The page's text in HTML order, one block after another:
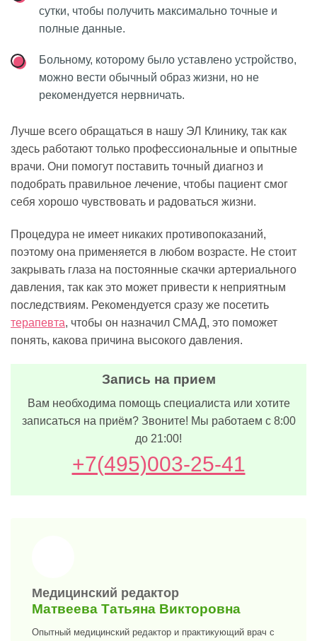
сутки, чтобы получить максимально точные и
полные данные.
Больному, которому было уставлено устройство,
можно вести обычный образ жизни, но не
рекомендуется нервничать.
Лучше всего обращаться в нашу ЭЛ Клинику, так как
здесь работают только профессиональные и опытные
врачи. Они помогут поставить точный диагноз и
подобрать правильное лечение, чтобы пациент смог
себя хорошо чувствовать и радоваться жизни.
Процедура не имеет никаких противопоказаний,
поэтому она применяется в любом возрасте. Не стоит
закрывать глаза на постоянные скачки артериального
давления, так как это может привести к неприятным
последствиям. Рекомендуется сразу же посетить
терапевта, чтобы он назначил СМАД, это поможет
понять, какова причина высокого давления.
Запись на прием
Вам необходима помощь специалиста или хотите
записаться на приём? Звоните! Мы работаем с 8:00
до 21:00!
+7(495)003-25-41
>
Медицинский редактор
Матвеева Татьяна Викторовна
Опытный медицинский редактор и практикующий врач с